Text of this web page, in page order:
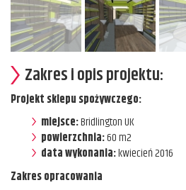
Zakres i opis projektu:
Projekt sklepu spożywczego:
miejsce:Bridlington UK
powierzchnia:60 m2
data wykonania:kwiecień 2016
Zakres opracowania